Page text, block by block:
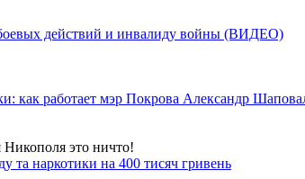
действий и инвалиду войны (ВИДЕО)
как работает мэр Покрова Александр
это ничто!
та наркотики на 400 тисяч гривень